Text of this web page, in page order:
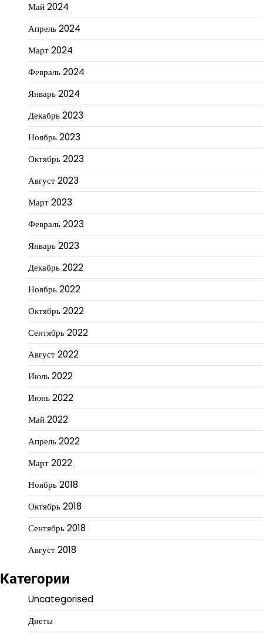
Май 2024
Апрель 2024
Март 2024
Февраль 2024
Январь 2024
Декабрь 2023
Ноябрь 2023
Октябрь 2023
Август 2023
Март 2023
Февраль 2023
Январь 2023
Декабрь 2022
Ноябрь 2022
Октябрь 2022
Сентябрь 2022
Август 2022
Июль 2022
Июнь 2022
Май 2022
Апрель 2022
Март 2022
Ноябрь 2018
Октябрь 2018
Сентябрь 2018
Август 2018
Категории
Uncategorised
Диеты